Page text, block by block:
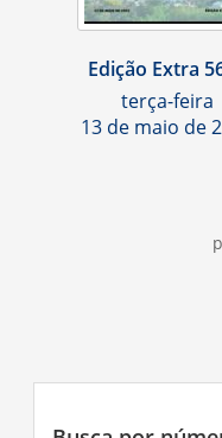
Edição Extra
terça-feira
13 de maio de